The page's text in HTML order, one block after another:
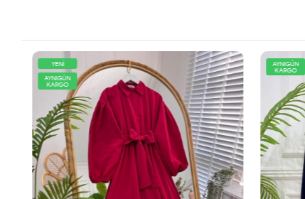
YENİ
AYNIGÜN
KARGO
AYNIGÜN
KARGO